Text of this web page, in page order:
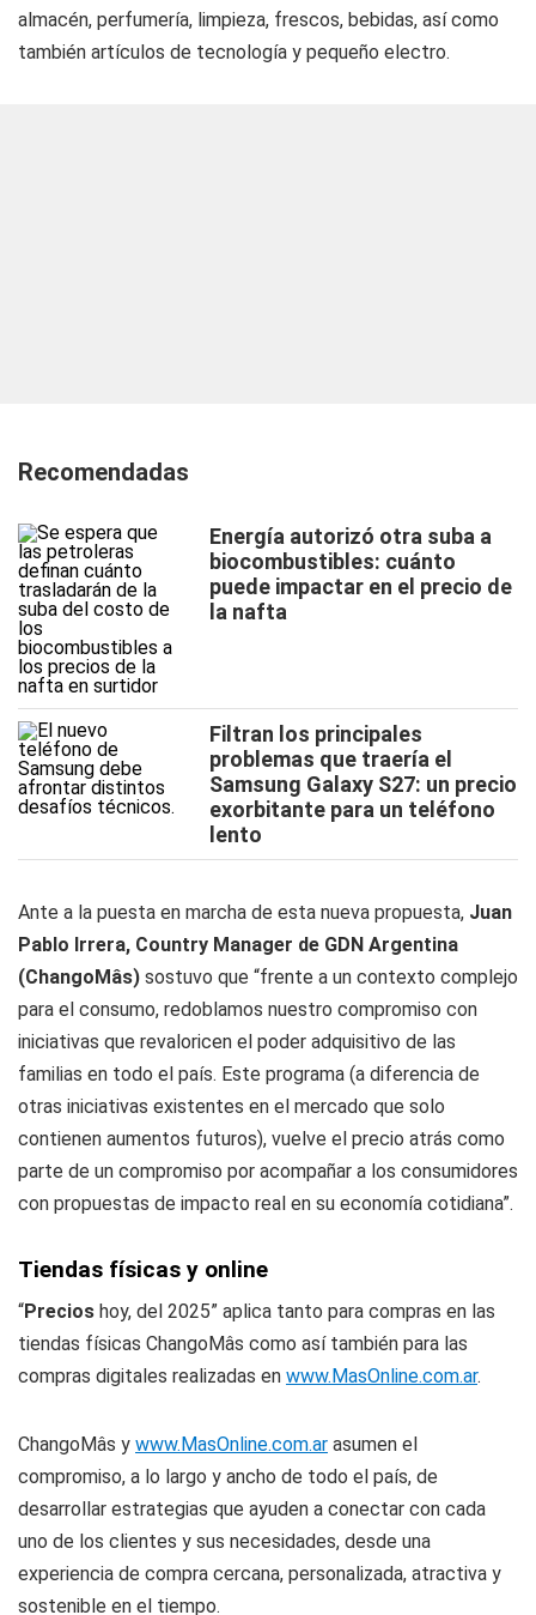
almacén, perfumería, limpieza, frescos, bebidas, así como
también artículos de tecnología y pequeño electro.
Recomendadas
Energía autorizó otra suba a
biocombustibles: cuánto
puede impactar en el precio de
la nafta
Filtran los principales
problemas que traería el
Samsung Galaxy S27: un precio
exorbitante para un teléfono
lento
Ante a la puesta en marcha de esta nueva propuesta, Juan
Pablo Irrera, Country Manager de GDN Argentina
(ChangoMâs) sostuvo que “frente a un contexto complejo
para el consumo, redoblamos nuestro compromiso con
iniciativas que revaloricen el poder adquisitivo de las
familias en todo el país. Este programa (a diferencia de
otras iniciativas existentes en el mercado que solo
contienen aumentos futuros), vuelve el precio atrás como
parte de un compromiso por acompañar a los consumidores
con propuestas de impacto real en su economía cotidiana”.
Tiendas físicas y online
“Precios hoy, del 2025” aplica tanto para compras en las
tiendas físicas ChangoMâs como así también para las
compras digitales realizadas en www.MasOnline.com.ar.
ChangoMâs y www.MasOnline.com.ar asumen el
compromiso, a lo largo y ancho de todo el país, de
desarrollar estrategias que ayuden a conectar con cada
uno de los clientes y sus necesidades, desde una
experiencia de compra cercana, personalizada, atractiva y
sostenible en el tiempo.